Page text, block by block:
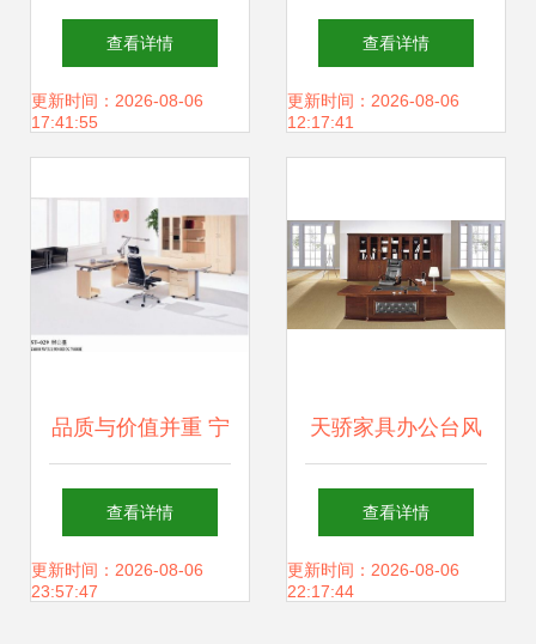
木大班桌定义总裁
办公新高度
查看详情
更新时间：2026-08-06
17:41:55
质量与信心的支撑
基石
查看详情
更新时间：2026-08-06
12:17:41
品质与价值并重 宁
波康泰办公家具厂
大班桌与主席办公
查看详情
更新时间：2026-08-06
23:57:47
天骄家具办公台风
采 品质与美学的完
美融合
查看详情
更新时间：2026-08-06
22:17:44